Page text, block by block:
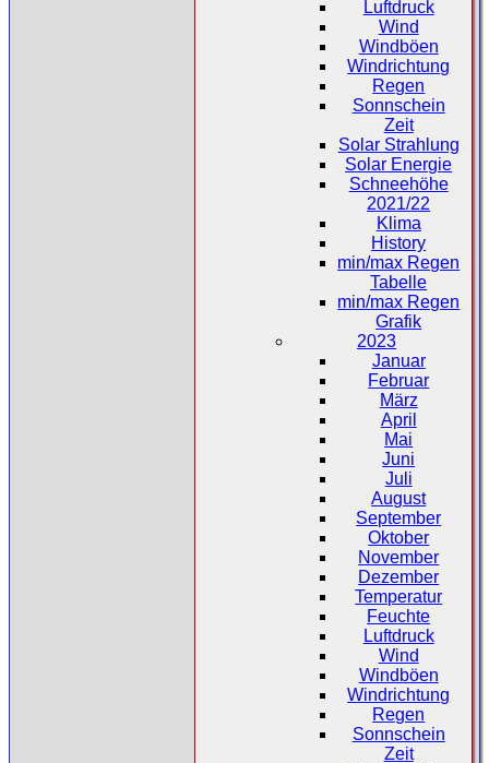
Luftdruck
Wind
Windböen
Windrichtung
Regen
Sonnschein
Zeit
Solar Strahlung
Solar Energie
Schneehöhe
2021/22
Klima
History
min/max Regen
Tabelle
min/max Regen
Grafik
2023
Januar
Februar
März
April
Mai
Juni
Juli
August
September
Oktober
November
Dezember
Temperatur
Feuchte
Luftdruck
Wind
Windböen
Windrichtung
Regen
Sonnschein
Zeit